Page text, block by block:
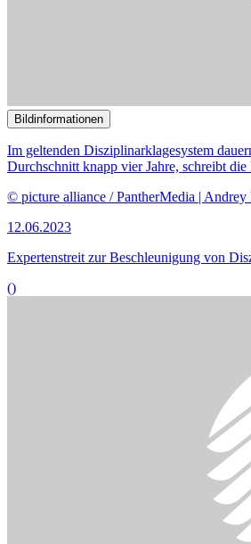
Bildinformationen
Im geltenden Disziplinarklagesystem
Durchschnitt knapp vier Jahre, schreibt die
© picture alliance / PantherMedia | Andrey
12.06.2023
Expertenstreit zur Beschleunigung von
()